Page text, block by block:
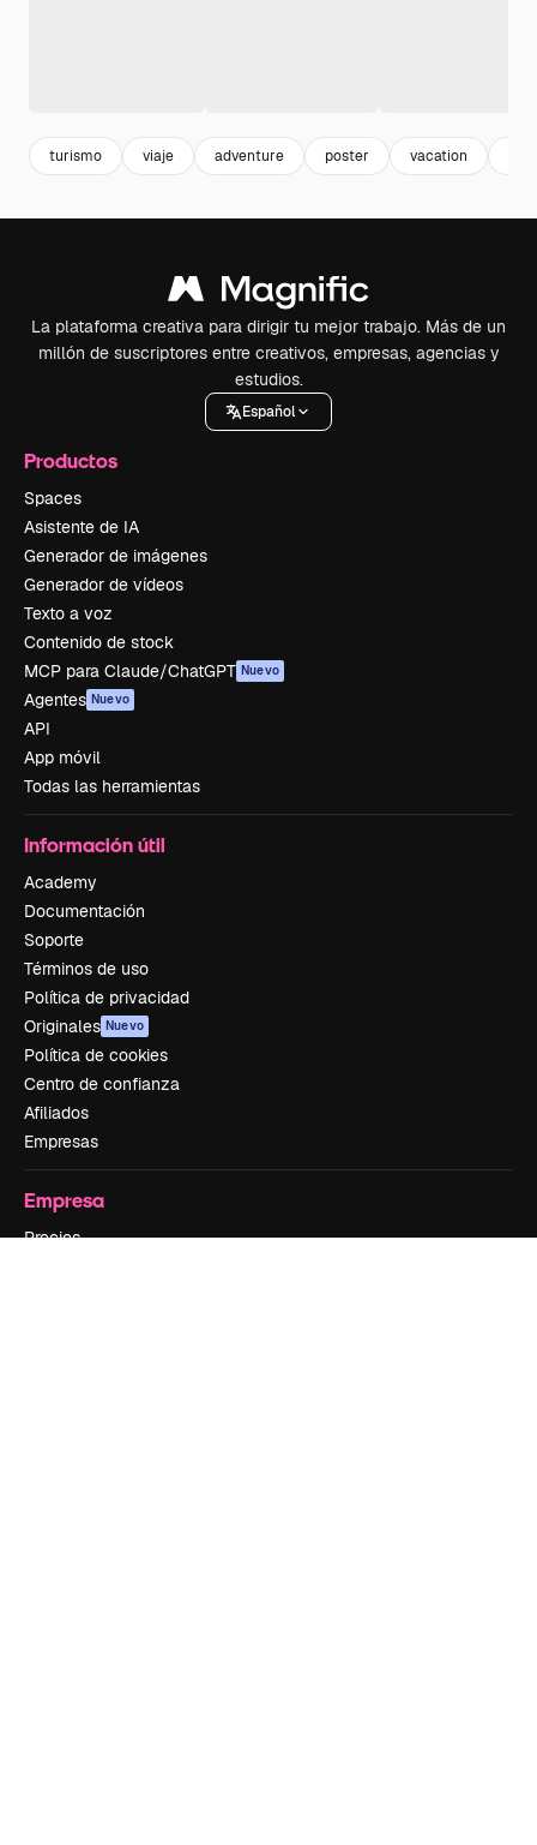
turismo viaje adventure poster vacation
La plataforma creativa para dirigir tu mejor trabajo. Más de un
millón de suscriptores entre creativos, empresas, agencias y
estudios.
Español
Productos
Spaces
Asistente de IA
Generador de imágenes
Generador de vídeos
Texto a voz
Contenido de stock
MCP para Claude/ChatGPT Nuevo
Agentes Nuevo
API
App móvil
Todas las herramientas
Información útil
Academy
Documentación
Soporte
Términos de uso
Política de privacidad
Originales Nuevo
Política de cookies
Centro de confianza
Afiliados
Empresas
Empresa
Precios